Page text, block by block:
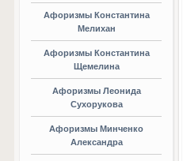
Афоризмы Константина
Мелихан
Афоризмы Константина
Щемелина
Афоризмы Леонида
Сухорукова
Афоризмы Минченко
Александра